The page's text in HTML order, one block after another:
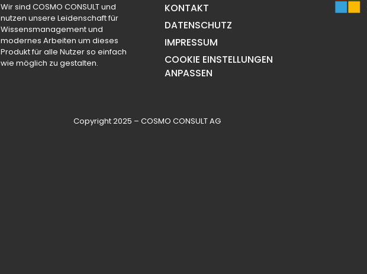
Wir sind COSMO CONSULT und
nutzen unsere Leidenschaft für
Wissensmanagement und
modernes Arbeiten um dieses
Produkt für alle Nutzer so einfach
wie möglich zu gestalten.
KONTAKT
DATENSCHUTZ
IMPRESSUM
COOKIE EINSTELLUNGEN
ANPASSEN
Copyright 2025 – COSMO CONSULT AG